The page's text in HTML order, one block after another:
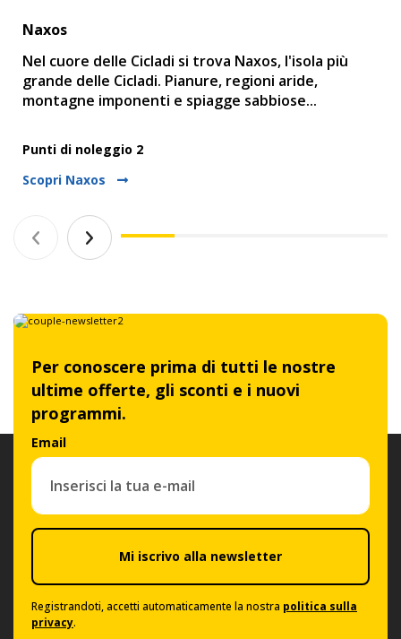
Naxos
Nel cuore delle Cicladi si trova Naxos, l'isola più
grande delle Cicladi. Pianure, regioni aride,
montagne imponenti e spiagge sabbiose...
Punti di noleggio 2
Scopri Naxos
Per conoscere prima di tutti le nostre
ultime offerte, gli sconti e i nuovi
programmi.
Email
Mi iscrivo alla newsletter
Registrandoti, accetti automaticamente la nostra politica sulla
privacy.